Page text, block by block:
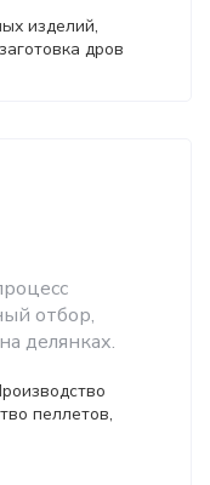
изделий,
дров
отбор,
делянках.
пеллетов,